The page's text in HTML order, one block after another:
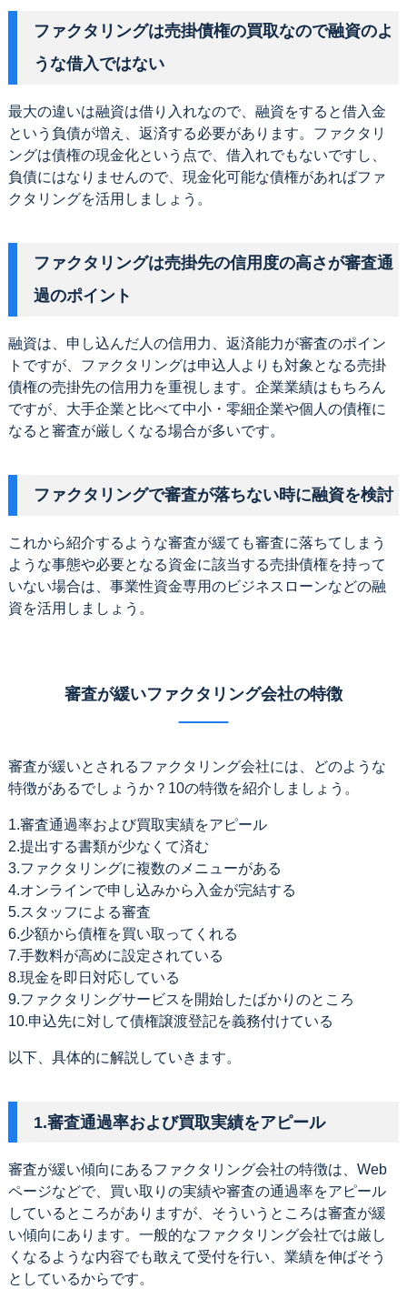
ファクタリングは売掛債権の買取なので融資のよ
うな借入ではない
最大の違いは融資は借り入れなので、融資をすると借入金
という負債が増え、返済する必要があります。ファクタリ
ングは債権の現金化という点で、借入れでもないですし、
負債にはなりませんので、現金化可能な債権があればファ
クタリングを活用しましょう。
ファクタリングは売掛先の信用度の高さが審査通
過のポイント
融資は、申し込んだ人の信用力、返済能力が審査のポイン
トですが、ファクタリングは申込人よりも対象となる売掛
債権の売掛先の信用力を重視します。企業業績はもちろん
ですが、大手企業と比べて中小・零細企業や個人の債権に
なると審査が厳しくなる場合が多いです。
ファクタリングで審査が落ちない時に融資を検討
これから紹介するような審査が緩ても審査に落ちてしまう
ような事態や必要となる資金に該当する売掛債権を持って
いない場合は、事業性資金専用のビジネスローンなどの融
資を活用しましょう。
審査が緩いファクタリング会社の特徴
審査が緩いとされるファクタリング会社には、どのような
特徴があるでしょうか？10の特徴を紹介しましょう。
1.審査通過率および買取実績をアピール
2.提出する書類が少なくて済む
3.ファクタリングに複数のメニューがある
4.オンラインで申し込みから入金が完結する
5.スタッフによる審査
6.少額から債権を買い取ってくれる
7.手数料が高めに設定されている
8.現金を即日対応している
9.ファクタリングサービスを開始したばかりのところ
10.申込先に対して債権譲渡登記を義務付けている
以下、具体的に解説していきます。
1.審査通過率および買取実績をアピール
審査が緩い傾向にあるファクタリング会社の特徴は、Web
ページなどで、買い取りの実績や審査の通過率をアピール
しているところがありますが、そういうところは審査が緩
い傾向にあります。一般的なファクタリング会社では厳し
くなるような内容でも敢えて受付を行い、業績を伸ばそう
としているからです。